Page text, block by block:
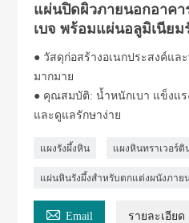
แผ่นปิดผิวภายนอกอาคา
เบจ พร้อมแผ่นอลูมิเนียม
● วัสดุก่อสร้างอเนกประสงค์แ
มากมาย
● คุณสมบัติ: น้ำหนักเบา แข็งแ
และดูแลรักษาง่าย
แผงรังผึ้งหิน แผงหินทราเวอร์ติ
แผ่นหินรังผึ้งสำหรับตกแต่งผนังภาย
 Email รายละเอียด